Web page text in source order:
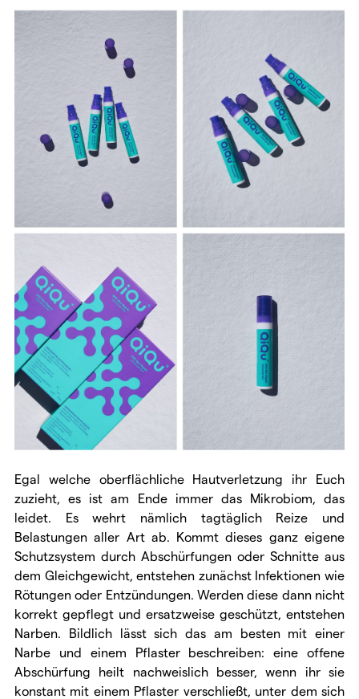
Egal welche oberflächliche Hautverletzung ihr Euch
zuzieht, es ist am Ende immer das Mikrobiom, das
leidet. Es wehrt nämlich tagtäglich Reize und
Belastungen aller Art ab. Kommt dieses ganz eigene
Schutzsystem durch Abschürfungen oder Schnitte aus
dem Gleichgewicht, entstehen zunächst Infektionen wie
Rötungen oder Entzündungen. Werden diese dann nicht
korrekt gepflegt und ersatzweise geschützt, entstehen
Narben. Bildlich lässt sich das am besten mit einer
Narbe und einem Pflaster beschreiben: eine offene
Abschürfung heilt nachweislich besser, wenn ihr sie
konstant mit einem Pflaster verschließt, unter dem sich